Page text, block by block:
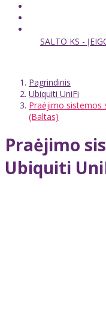
SALTO KS -
Pagrindinis
Ubiquiti UniFi
Praėjimo sistemos
(Baltas)
Praėjimo
Ubiquiti